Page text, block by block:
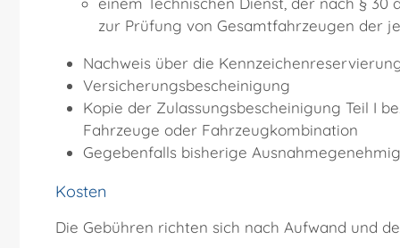
zur Prüfung von Gesamtfahrzeugen der
Nachweis über die
Versicherungsbescheinigung
Kopie der Zulassungsbescheinigung Teil I
Fahrzeuge oder Fahrzeugkombination
Gegebenfalls bisherige
Kosten
Die Gebühren richten sich nach Aufwand und